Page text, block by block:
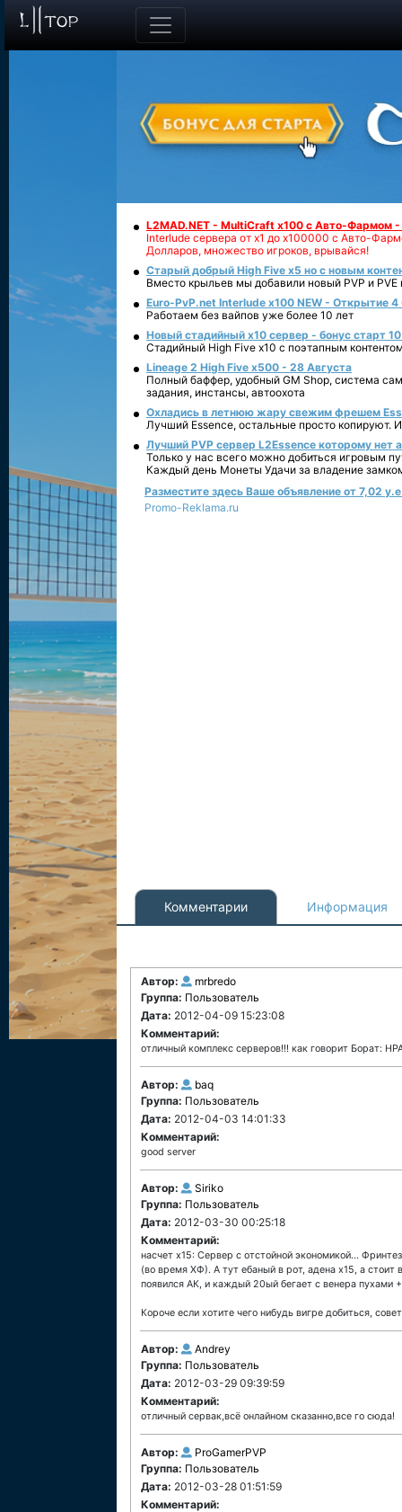
L2MAD.NET - MultiCraft x100 с Авто-Фармом
Interlude сервера от х1 до х100000 с Авто-
Долларов, множество игроков, врывайся!
Старый добрый High Five x5 но с новым
Вместо крыльев мы добавили новый PVP и PVE
Euro-PvP.net Interlude х100 NEW - Открытие 4
Работаем без вайпов уже более 10 лет
Новый стадийный х10 сервер - бонус старт
Стадийный High Five x10 с поэтапным
Lineage 2 High Five x500 - 28 Августа
Полный баффер, удобный GM Shop, система
задания, инстансы, автоохота
Охладись в летнюю жару свежим фрешем
Лучший Essence, остальные просто копируют.
Лучший PVP сервер L2Essence которому нет
Только у нас всего можно добиться игровым
Каждый день Монеты Удачи за владение
Разместите здесь Ваше объявление от 7,02
Promo-Reklama.ru
Комментарии Информация
Автор:
mrbredo
Группа: Пользователь
Дата: 2012-04-09 15:23:08
Комментарий:
отличный комплекс серверов!!! как говорит Борат:
Автор:
baq
Группа: Пользователь
Дата: 2012-04-03 14:01:33
Комментарий:
good server
Автор:
Siriko
Группа: Пользователь
Дата: 2012-03-30 00:25:18
Комментарий:
насчет х15: Сервер с отстойной экономикой...
(во время ХФ). А тут ебаный в рот, адена х15, а
появился АК, и каждый 20ый бегает с венера пухами
Короче если хотите чего нибудь вигре добиться,
Автор:
Andrey
Группа: Пользователь
Дата: 2012-03-29 09:39:59
Комментарий:
отличный сервак,всё онлайном сказанно,все го сюда!
Автор:
ProGamerPVP
Группа: Пользователь
Дата: 2012-03-28 01:51:59
Комментарий: